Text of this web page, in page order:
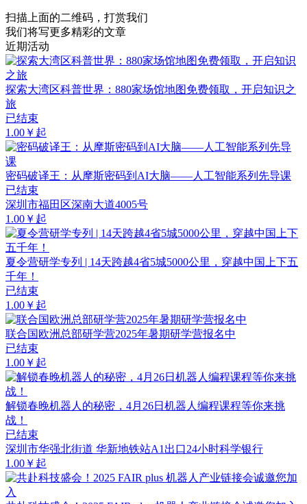
扫描上面的二维码，打赏我们
我们将写更多精彩的文章
近期活动
探索大湾区科普世界：880家场馆地图免费领取，开启知识之
旅
已结束
1.00￥起
密码破译王：从摩斯密码到AI大脑——人工智能系列先导课
已结束
深圳市福田区深南大道4005号
1.00￥起
夏令营研学专列 | 14天跨越4省5城5000公里，穿越中国上下五
千年！
已结束
1.00￥起
联合国欧洲总部研学营2025年暑期研学营报名中
已结束
1.00￥起
解锁春晚机器人的秘密，4月26日机器人编程课程等你来挑
战！
已结束
深圳市华强北街道 华新地铁站A1出口24小时科学银行
1.00￥起